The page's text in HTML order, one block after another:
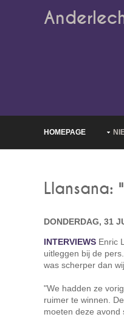
HOMEPAGE
Llansana:
DONDERDAG, 31
INTERVIEWS Enric
uitleggen bij de
was scherper dan
"We hadden ze
ruimer te winnen.
moeten deze avond